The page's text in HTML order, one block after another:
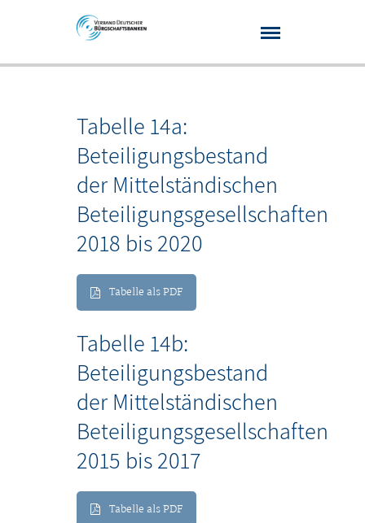
Tabelle 14a:
Beteiligungsbestand
der Mittelständischen
Beteiligungsgesellschaften
2018 bis 2020
Tabelle als PDF
Tabelle 14b:
Beteiligungsbestand
der Mittelständischen
Beteiligungsgesellschaften
2015 bis 2017
Tabelle als PDF